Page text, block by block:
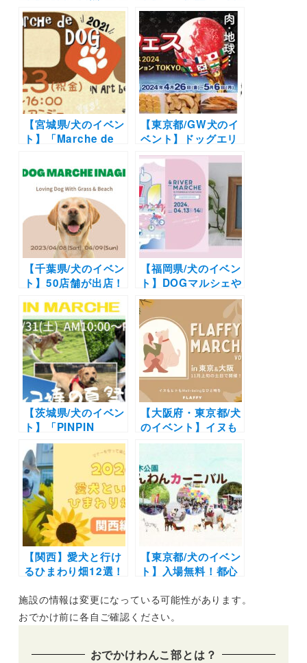
ぱいの公園で初めて
のマルシェイベン
ト！「夢コスモス園
WAN’sマルシェ」
（夢コスモス園内）
3/20開催！
マルシェへパワーア
ップ「ワンまるプ
チ」（産業展示館1
号館）7/5〜7/6
【宮城県/犬のイベン
ト】「Marche de
アンジェ仙台）
【東京都/GW犬のイ
ベント】ドッグエリ
アや愛犬と一緒にラ
イブ鑑賞も「肉フェ
ス 2024」（お台場
特設会場）4/26-5/6
【千葉県/犬のイベン
ト】50店舗が出店！
都市型リゾートパー
クで初ドッグマルシ
ェイベント「DOG
MARCHE INAGE」
を開催！（SUNSET
BEACH PARK
INAGE）4/8-4/9
【福岡県/犬のイベン
ト】DOGマルシェや
キッチンカーに可愛
いクリエイターエリ
アも「& RIVER
MARCHE」（紫
川・リバーウォーク
北九州・勝山公園）
4/13-4/14
【茨城県/犬のイベン
ト】「PINPIN
Marche ピンピンマ
ルシェ ワンコ達の夏
祭り」（ドッグリゾ
ートさかい）板前さ
んのキッチンカーや
手作り雑貨屋さんな
ども出店！
【大阪府・東京都/犬
のイベント】イヌも
ヒトも一緒に楽しめ
るマルシェイベン
ト！犬種＆特徴別オ
フ会・プロのカメラ
マンによる撮影会も
開催！「FLAFFY
Marche vol.2」
広場・渋谷区立北谷
公園）
【関西】愛犬と行け
るひまわり畑12選！
ドッグラン併設の施
設を厳選（おでかけ
【東京都/犬のイベン
ト】入場無料！都心
ト「代々木公園わん
わんカーニバル」お
♪4/6-4/7
施設の情報は変更になっている可能性があります。
おでかけ前に各自ご確認ください。
おでかけわんこ部とは？